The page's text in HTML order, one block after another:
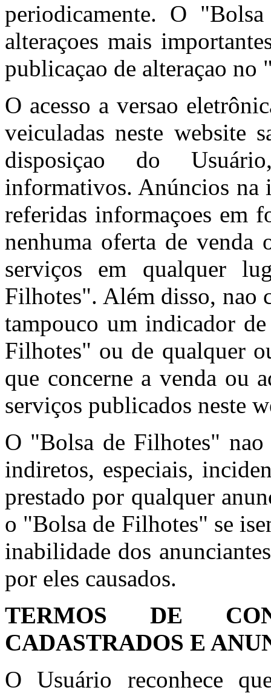
periodicamente. O
alteraçoes mais
publicaçao de alteraçao
O acesso a versao
veiculadas neste website
disposiçao do
informativos. Anúncios na
referidas informaçoes em
nenhuma oferta de venda
serviços em qualquer
Filhotes". Além disso, nao
tampouco um indicador
Filhotes" ou de qualquer
que concerne a venda ou
serviços publicados neste
O "Bolsa de Filhotes" nao
indiretos, especiais,
prestado por qualquer
o "Bolsa de Filhotes" se
inabilidade dos
por eles causados.
TERMOS DE
CADASTRADOS E
O Usuário reconhece